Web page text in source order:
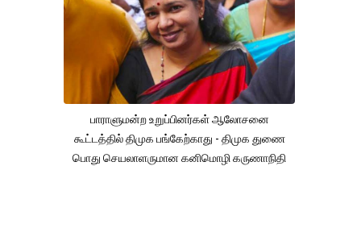
பாராளுமன்ற உறுப்பினர்கள் ஆலோசனை
கூட்டத்தில் திமுக பங்கேற்காது - திமுக துணை
பொது செயலாளருமான கனிமொழி கருணாநிதி